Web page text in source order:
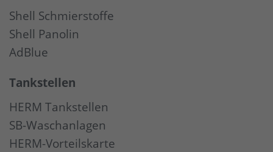
Shell Schmierstoffe
Shell Panolin
AdBlue
Tankstellen
HERM Tankstellen
SB-Waschanlagen
HERM-Vorteilskarte